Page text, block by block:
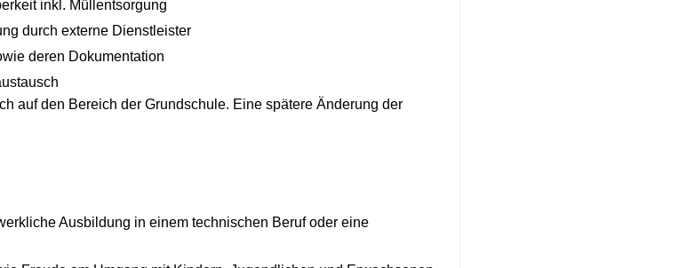
inkl. Müllentsorgung
durch externe Dienstleister
deren Dokumentation
auf den Bereich der Grundschule. Eine spätere Änderung der
Ausbildung in einem technischen Beruf oder eine